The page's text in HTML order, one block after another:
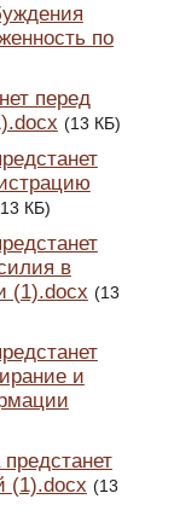
по
перед
(13 КБ)
КБ)
в
(1).docx (13
и
(1).docx (13